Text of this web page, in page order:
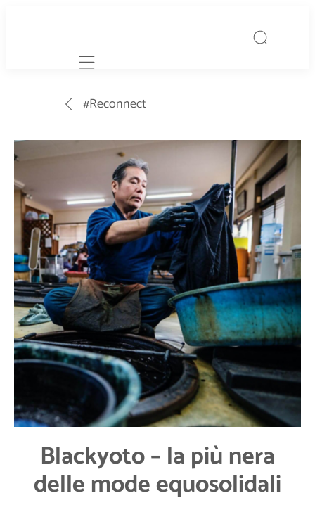
Mobile navigation
#Reconnect
Blackyoto – la più nera
delle mode equosolidali